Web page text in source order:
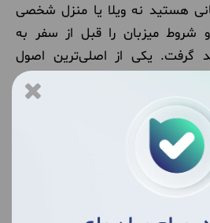
هستید نه ویلا یا منزل شخصی
شروط میزبان را قبل از سفر به
گرفت. یکی از اصلی‌ترین اصول
داشتن آداب حضور در طبیعت و
است.
که تجربه در زمینه پوشش
شما دارند، مشورت کنید. با
زمینه، شما در مواجهه با شرایط
بود.
و طبیعت محل مقصد، می‌تواند